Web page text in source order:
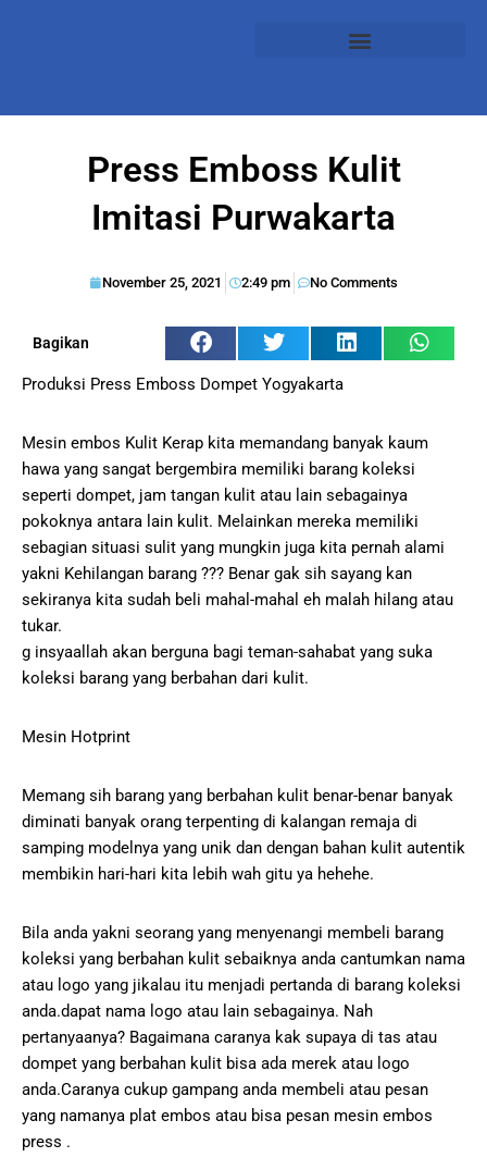
Press Emboss Kulit
Imitasi Purwakarta
November 25, 2021 2:49 pm No Comments
Bagikan
Produksi Press Emboss Dompet Yogyakarta
Mesin embos Kulit Kerap kita memandang banyak kaum
hawa yang sangat bergembira memiliki barang koleksi
seperti dompet, jam tangan kulit atau lain sebagainya
pokoknya antara lain kulit. Melainkan mereka memiliki
sebagian situasi sulit yang mungkin juga kita pernah alami
yakni Kehilangan barang ??? Benar gak sih sayang kan
sekiranya kita sudah beli mahal-mahal eh malah hilang atau
tukar.
g insyaallah akan berguna bagi teman-sahabat yang suka
koleksi barang yang berbahan dari kulit.
Mesin Hotprint
Memang sih barang yang berbahan kulit benar-benar banyak
diminati banyak orang terpenting di kalangan remaja di
samping modelnya yang unik dan dengan bahan kulit autentik
membikin hari-hari kita lebih wah gitu ya hehehe.
Bila anda yakni seorang yang menyenangi membeli barang
koleksi yang berbahan kulit sebaiknya anda cantumkan nama
atau logo yang jikalau itu menjadi pertanda di barang koleksi
anda.dapat nama logo atau lain sebagainya. Nah
pertanyaanya? Bagaimana caranya kak supaya di tas atau
dompet yang berbahan kulit bisa ada merek atau logo
anda.Caranya cukup gampang anda membeli atau pesan
yang namanya plat embos atau bisa pesan mesin embos
press .